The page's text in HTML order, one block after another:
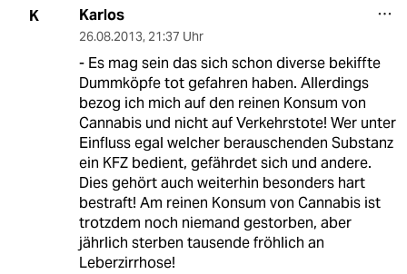
K Karlos
26.08.2013, 21:37 Uhr
- Es mag sein das sich schon diverse bekiffte
Dummköpfe tot gefahren haben. Allerdings
bezog ich mich auf den reinen Konsum von
Cannabis und nicht auf Verkehrstote! Wer unter
Einfluss egal welcher berauschenden Substanz
ein KFZ bedient, gefährdet sich und andere.
Dies gehört auch weiterhin besonders hart
bestraft! Am reinen Konsum von Cannabis ist
trotzdem noch niemand gestorben, aber
jährlich sterben tausende fröhlich an
Leberzirrhose!